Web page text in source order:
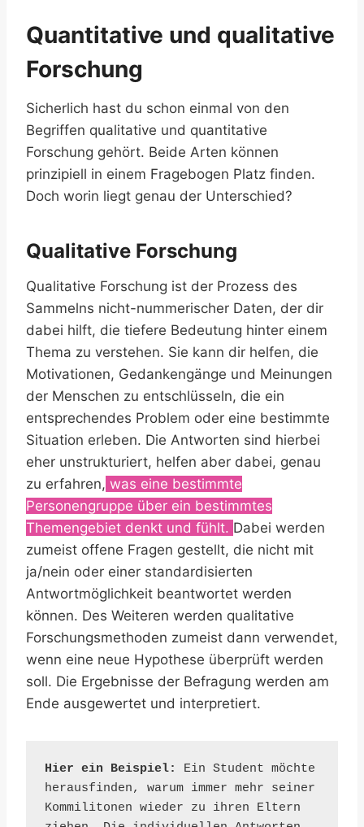
Quantitative und qualitative
Forschung
Sicherlich hast du schon einmal von den
Begriffen qualitative und quantitative
Forschung gehört. Beide Arten können
prinzipiell in einem Fragebogen Platz finden.
Doch worin liegt genau der Unterschied?
Qualitative Forschung
Qualitative Forschung ist der Prozess des
Sammelns nicht-nummerischer Daten, der dir
dabei hilft, die tiefere Bedeutung hinter einem
Thema zu verstehen. Sie kann dir helfen, die
Motivationen, Gedankengänge und Meinungen
der Menschen zu entschlüsseln, die ein
entsprechendes Problem oder eine bestimmte
Situation erleben. Die Antworten sind hierbei
eher unstrukturiert, helfen aber dabei, genau
zu erfahren, was eine bestimmte
Personengruppe über ein bestimmtes
Themengebiet denkt und fühlt. Dabei werden
zumeist offene Fragen gestellt, die nicht mit
ja/nein oder einer standardisierten
Antwortmöglichkeit beantwortet werden
können. Des Weiteren werden qualitative
Forschungsmethoden zumeist dann verwendet,
wenn eine neue Hypothese überprüft werden
soll. Die Ergebnisse der Befragung werden am
Ende ausgewertet und interpretiert.
Hier ein Beispiel: Ein Student möchte
herausfinden, warum immer mehr seiner
Kommilitonen wieder zu ihren Eltern